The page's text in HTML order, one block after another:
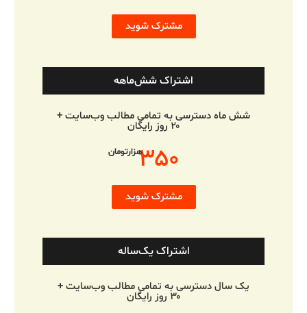
مشترک شوید
اشتراک شش‌ماهه
شش ماه دسترسی به تمامی مطالب وب‌سایت +
۲۰ روز رایگان
۳۵۰هزارتومان
مشترک شوید
اشتراک یک‌ساله
یک سال دسترسی به تمامی مطالب وب‌سایت +
۳۰ روز رایگان